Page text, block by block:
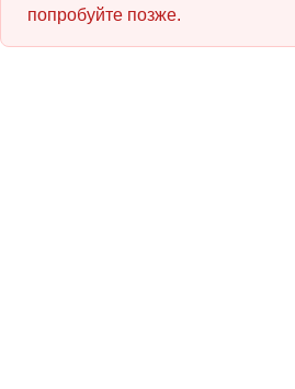
попробуйте позже.